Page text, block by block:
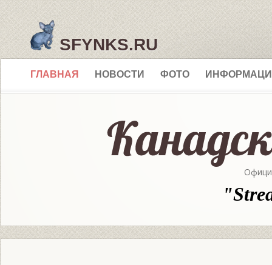
SFYNKS.RU
ГЛАВНАЯ НОВОСТИ ФОТО